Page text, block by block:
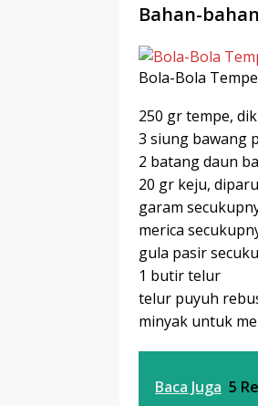
Bahan-
Bola-Bola Tempe
250 gr tempe,
3 siung bawang
2 batang daun
20 gr keju,
garam
merica
gula pasir
1 butir telur
telur puyuh
minyak untuk
Baca Juga 5